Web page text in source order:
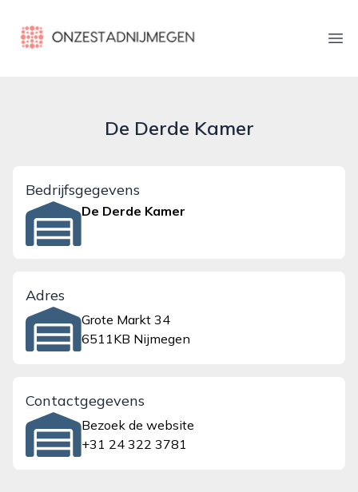
onzestadnijmegen.nl
De Derde Kamer
Bedrijfsgegevens
De Derde Kamer
Adres
Grote Markt 34
6511KB Nijmegen
Contactgegevens
Bezoek de website
+31 24 322 3781